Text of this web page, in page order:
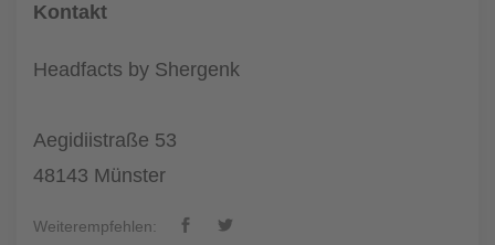
Kontakt
Headfacts by Shergenk
Aegidiistraße 53
48143 Münster
Weiterempfehlen: